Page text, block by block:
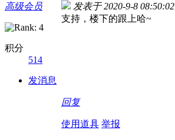
高级会员
积分
514
发消息
发表于 2020-9-8 08:50:02
支持，楼下的跟上哈~
回复
使用道具 举报